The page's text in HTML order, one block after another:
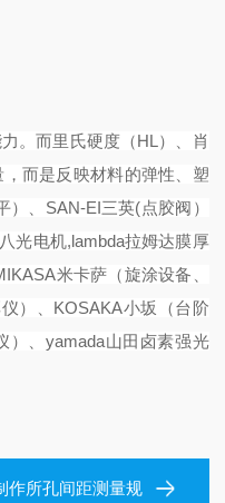
。而里氏硬度（HL）、肖
而是反映材料的弹性、塑
、SAN-EI三英(点胶阀）
光电机,lambda拉姆达膜厚
米卡萨（旋涂设备、
）、KOSAKA小坂（台阶
）、yamada山田卤素强光
作所孔间距测量规